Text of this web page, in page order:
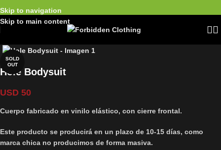
Skip to navigation
Skip to main content
SOLD
OUT
Hole Bodysuit
USD 50
Cuerpo fabricado en vinilo elástico, con cierre frontal.
Este producto se producirá en un plazo de 10-15 días, como
marca chica no producimos de forma masiva.